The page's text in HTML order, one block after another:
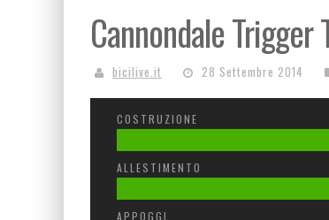
Cannondale Trigger
bicilive.it 28 Settembre 2014
COSTRUZIONE
ALLESTIMENTO
APPOGGI